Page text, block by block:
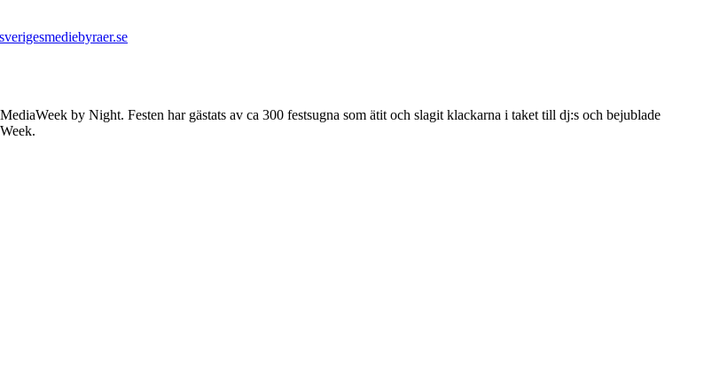
by Night. Festen har gästats av ca 300 festsugna som ätit och slagit klackarna i taket till dj:s och bejublade